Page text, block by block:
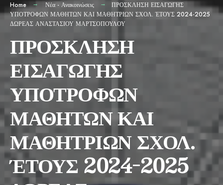
Home Νέα - Ανακοινώσεις
ΠΡΟΣΚΛΗΣΗ ΕΙΣΑΓΩΓΗΣ
ΥΠΟΤΡΟΦΩΝ ΜΑΘΗΤΩΝ ΚΑΙ ΜΑΘΗΤΡΙΩΝ ΣΧΟΛ. ΈΤΟΥΣ 2024-2025
ΔΩΡΕΑΣ ΑΝΑΣΤΑΣΙΟΥ ΜΑΡΤΣΟΠΟΥΛΟΥ
ΠΡΟΣΚΛΗΣΗ
ΕΙΣΑΓΩΓΗΣ
ΥΠΟΤΡΟΦΩΝ
ΜΑΘΗΤΩΝ ΚΑΙ
ΜΑΘΗΤΡΙΩΝ ΣΧΟΛ.
ΈΤΟΥΣ 2024-2025